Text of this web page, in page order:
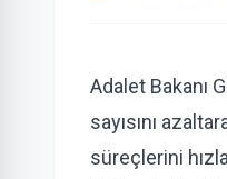
Adalet Bakanı
sayısını
süreçlerini